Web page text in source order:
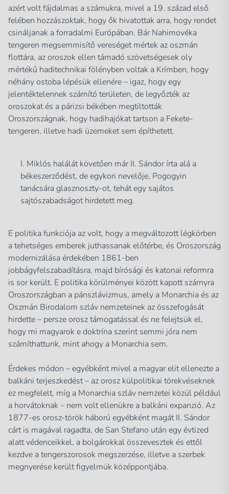
azért volt fájdalmas a számukra, mivel a 19. század első
felében hozzászoktak, hogy ők hivatottak arra, hogy rendet
csináljanak a forradalmi Európában. Bár Nahimovéka
tengeren megsemmisítő vereséget mértek az oszmán
flottára, az oroszok ellen támadó szövetségesek oly
mértékű haditechnikai fölényben voltak a Krímben, hogy
néhány ostoba lépésük ellenére – igaz, hogy egy
jelentéktelennek számító területen, de legyőzték az
oroszokat és a párizsi békében megtiltották
Oroszországnak, hogy hadihajókat tartson a Fekete-
tengeren, illetve hadi üzemeket sem építhetett.
I. Miklós halálát követően már II. Sándor írta alá a
békeszerződést, de egykori nevelője, Pogogyin
tanácsára glasznoszty-ot, tehát egy sajátos
sajtószabadságot hirdetett meg.
E politika funkciója az volt, hogy a megváltozott légkörben
a tehetséges emberek juthassanak előtérbe, és Oroszország
modernizálása érdekében 1861-ben
jobbágyfelszabadításra, majd bírósági és katonai reformra
is sor került. E politika körülményei között kapott szárnyra
Oroszországban a pánszlávizmus, amely a Monarchia és az
Oszmán Birodalom szláv nemzeteinek az összefogását
hirdette – persze orosz támogatással és ne felejtsük el,
hogy mi magyarok e doktrína szerint semmi jóra nem
számíthattunk, mint ahogy a Monarchia sem.
Érdekes módon – egyébként mivel a magyar elit ellenezte a
balkáni terjeszkedést – az orosz külpolitikai törekvéseknek
ez megfelelt, míg a Monarchia szláv nemzetei közül például
a horvátoknak – nem volt ellenükre a balkáni expanzió. Az
1877-es orosz-török háború egyébként magát II. Sándor
cárt is magával ragadta, de San Stefano után egy évtized
alatt védenceikkel, a bolgárokkal összevesztek és ettől
kezdve a tengerszorosok megszerzése, illetve a szerbek
megnyerése került figyelmük középpontjába.